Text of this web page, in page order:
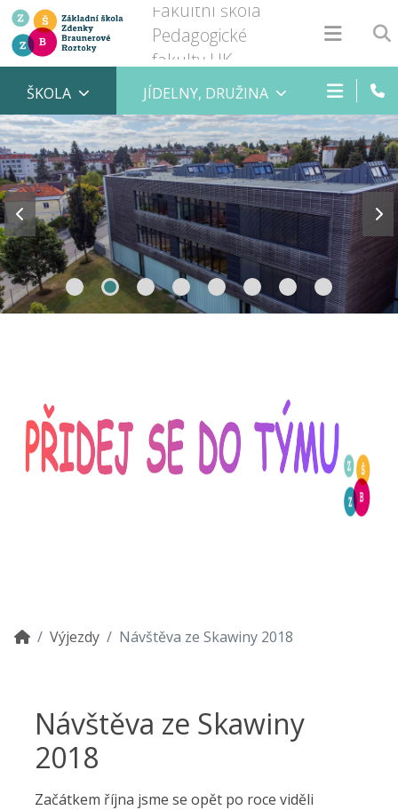
Fakultní škola
Pedagogické
fakulty UK
ŠKOLA JÍDELNY, DRUŽINA
Výjezdy Návštěva ze Skawiny 2018
Návštěva ze Skawiny
2018
Začátkem října jsme se opět po roce viděli